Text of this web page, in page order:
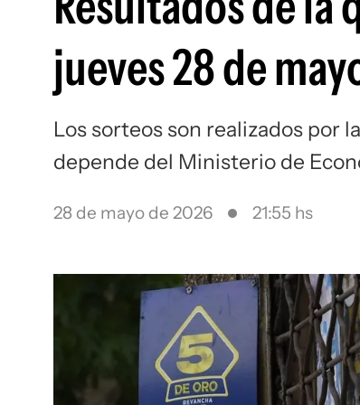
jueves 28 de
Los sorteos son realizados por
depende del Ministerio de
28 de mayo de 2026 21:55 hs